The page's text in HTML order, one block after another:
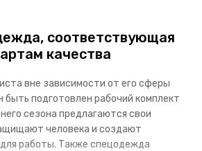
соответствующая
качества
вне зависимости от его сферы
подготовлен рабочий комплект
сезона предлагаются свои
человека и создают
работы. Также спецодежда